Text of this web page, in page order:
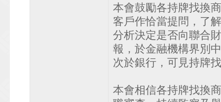
本會鼓勵各持牌找換
客戶作恰當提問，了
分析決定是否向聯合
報，於金融機構界別
次於銀行，可見持牌
本會相信各持牌找換